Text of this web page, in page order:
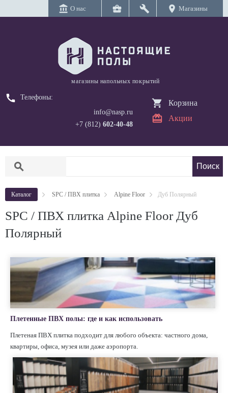
account_balance О нас business_center build location_on Магазины
магазины напольных покрытий
call
Телефоны:
info@nasp.ru
+7 (812) 602-40-48
Корзина
Акции
search
Каталог SPC / ПВХ плитка Alpine Floor Дуб Полярный
SPC / ПВХ плитка Alpine Floor Дуб
Полярный
Плетенные ПВХ полы: где и как использовать
Плетеная ПВХ плитка подходит для любого объекта: частного дома,
квартиры, офиса, музея или даже аэропорта.